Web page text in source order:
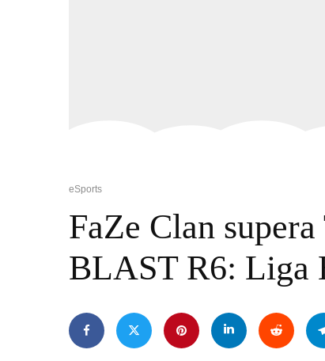
eSports
FaZe Clan
BLAST R6: Liga